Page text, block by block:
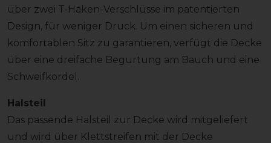
über zwei T-Haken-Verschlüsse im patentierten
Design, für weniger Druck. Um einen sicheren und
komfortablen Sitz zu garantieren, verfügt die Decke
über eine dreifache Begurtung am Bauch und eine
Schweifkordel.
Halsteil
Das passende Halsteil zur Decke wird mitgeliefert
und wird über Klettstreifen mit der Decke